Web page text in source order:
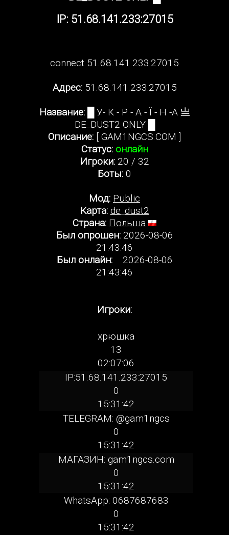
IP: 51.68.141.233:27015
connect 51.68.141.233:27015
Адрес: 51.68.141.233:27015
Название:█ У- К - Р - А - Ї - Н -А 亗
DE_DUST2 ONLY █
Описание: [ GAM1NGCS.COM ]
Статус: онлайн
Игроки:20 / 32
Боты: 0
Мод: Public
Карта: de_dust2
Страна: Польша
Был опрошен:2026-08-06
21:43:46
Был онлайн:2026-08-06
21:43:46
Игроки:
хрюшка
13
02:07:06
IP:51.68.141.233:27015
0
15:31:42
TELEGRAM: @gam1ngcs
0
15:31:42
МАГАЗИН: gam1ngcs.com
0
15:31:42
WhatsApp: 0687687683
0
15:31:42